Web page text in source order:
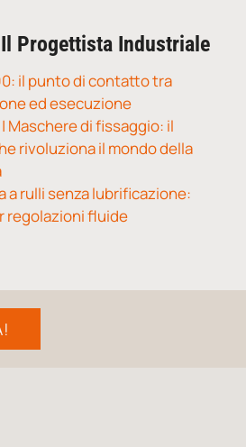
Progettista Industriale
il punto di contatto tra
ed esecuzione
Maschere di fissaggio: il
rivoluziona il mondo della
a rulli senza lubrificazione:
regolazioni fluide